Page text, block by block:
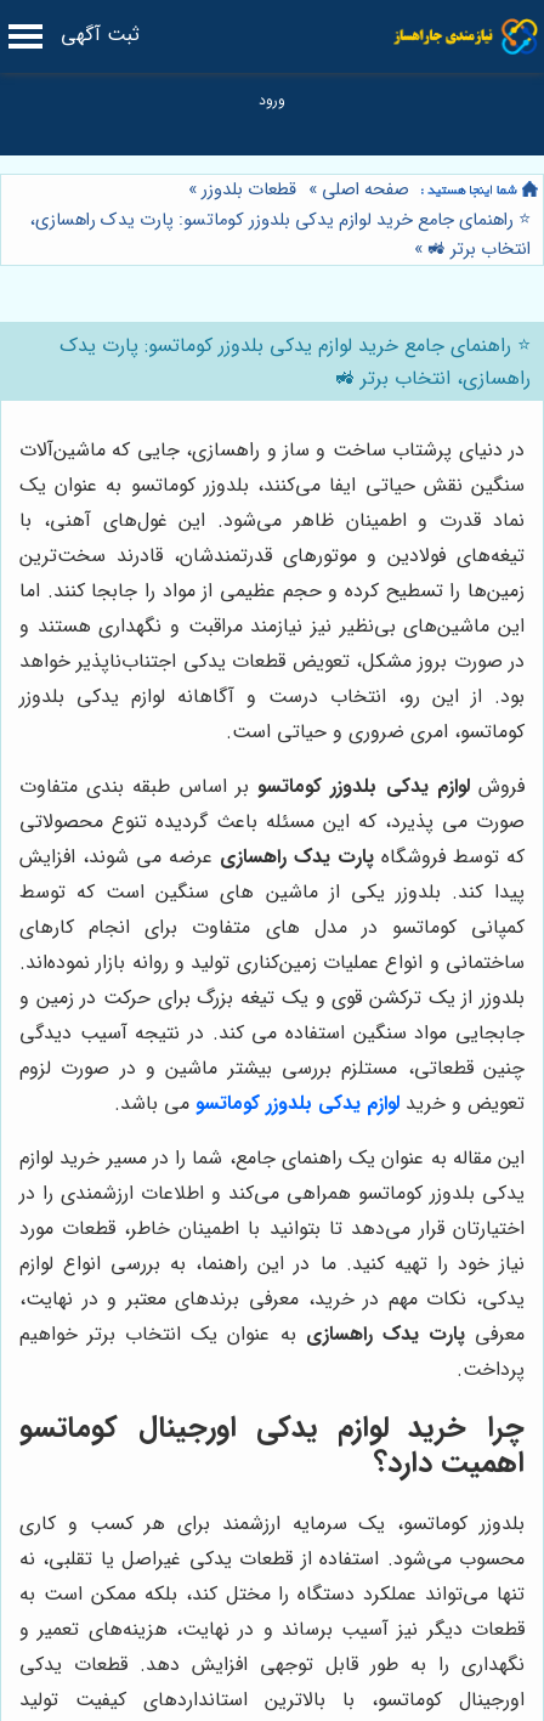
ثبت آگهی
صفحه اصلی » قطعات بلدوزر»
⭐️ راهنمای جامع خرید لوازم یدکی بلدوزر کوماتسو: پارت یدک راهسازی،
انتخاب برتر 🚜 »
⭐️ راهنمای جامع خرید لوازم یدکی بلدوزر کوماتسو: پارت یدک
راهسازی، انتخاب برتر 🚜
در دنیای پرشتاب ساخت و ساز و راهسازی، جایی که ماشین‌آلات
سنگین نقش حیاتی ایفا می‌کنند، بلدوزر کوماتسو به عنوان یک
نماد قدرت و اطمینان ظاهر می‌شود. این غول‌های آهنی، با
تیغه‌های فولادین و موتورهای قدرتمندشان، قادرند سخت‌ترین
زمین‌ها را تسطیح کرده و حجم عظیمی از مواد را جابجا کنند. اما
این ماشین‌های بی‌نظیر نیز نیازمند مراقبت و نگهداری هستند و
در صورت بروز مشکل، تعویض قطعات یدکی اجتناب‌ناپذیر خواهد
بود. از این رو، انتخاب درست و آگاهانه لوازم یدکی بلدوزر
کوماتسو، امری ضروری و حیاتی است.
فروشلوازم یدکی بلدوزر کوماتسوبر اساس طبقه بندی متفاوت
صورت می پذیرد، که این مسئله باعث گردیده تنوع محصولاتی
که توسط فروشگاه پارت یدک راهسازی عرضه می شوند، افزایش
پیدا کند. بلدوزر یکی از ماشین ‌های سنگین است که توسط
کمپانی کوماتسو در مدل های متفاوت برای انجام کارهای
ساختمانی و انواع عملیات زمین‌کناری تولید و روانه بازار نموده‌اند.
بلدوزر از یک ترکشن قوی و یک تیغه بزرگ برای حرکت در زمین و
جابجایی مواد سنگین استفاده می‌ کند. در نتیجه آسیب دیدگی
چنین قطعاتی، مستلزم بررسی بیشتر ماشین و در صورت لزوم
تعویض و خرید لوازم یدکی بلدوزر کوماتسو می باشد.
این مقاله به عنوان یک راهنمای جامع، شما را در مسیر خرید لوازم
یدکی بلدوزر کوماتسو همراهی می‌کند و اطلاعات ارزشمندی را در
اختیارتان قرار می‌دهد تا بتوانید با اطمینان خاطر، قطعات مورد
نیاز خود را تهیه کنید. ما در این راهنما، به بررسی انواع لوازم
یدکی، نکات مهم در خرید، معرفی برندهای معتبر و در نهایت،
معرفیپارت یدک راهسازی به عنوان یک انتخاب برتر خواهیم
پرداخت.
چرا خرید لوازم یدکی اورجینال کوماتسو
اهمیت دارد؟
بلدوزر کوماتسو، یک سرمایه ارزشمند برای هر کسب و کاری
محسوب می‌شود. استفاده از قطعات یدکی غیراصل یا تقلبی، نه
تنها می‌تواند عملکرد دستگاه را مختل کند، بلکه ممکن است به
قطعات دیگر نیز آسیب برساند و در نهایت، هزینه‌های تعمیر و
نگهداری را به طور قابل توجهی افزایش دهد. قطعات یدکی
اورجینال کوماتسو، با بالاترین استانداردهای کیفیت تولید